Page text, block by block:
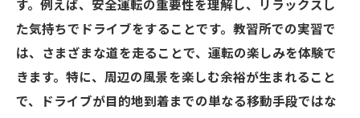
す。例えば、安全運転の重要性を理解し、リラックスし
た気持ちでドライブをすることです。教習所での実習で
は、さまざまな道を走ることで、運転の楽しみを体験で
きます。特に、周辺の風景を楽しむ余裕が生まれること
で、ドライブが目的地到着までの単なる移動手段ではな